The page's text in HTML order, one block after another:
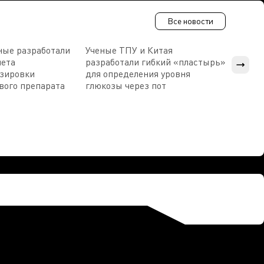
Все новости
разработали
препарата
Ученые ТПУ и Китая
разработали гибкий «пластырь»
для определения уровня
глюкозы через пот